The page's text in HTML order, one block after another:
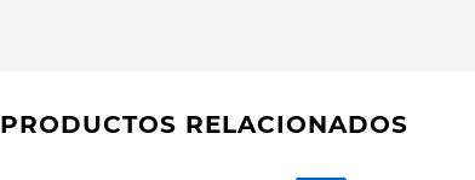
PRODUCTOS RELACIONADOS